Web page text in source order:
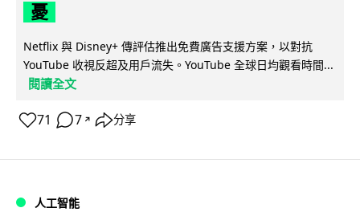
憂
Netflix 與 Disney+ 傳評估推出免費廣告支援方案，以對抗
YouTube 收視反超及用戶流失。YouTube 全球日均觀看時間...
閱讀全文
71 7 ↗ 分享
人工智能